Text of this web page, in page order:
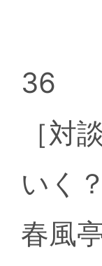
36
［対
いく
春風